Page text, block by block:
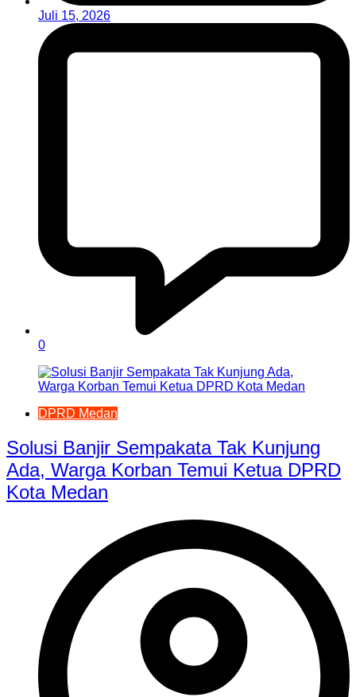
Juli 15, 2026
0
DPRD Medan
Solusi Banjir Sempakata Tak Kunjung
Ada, Warga Korban Temui Ketua DPRD
Kota Medan